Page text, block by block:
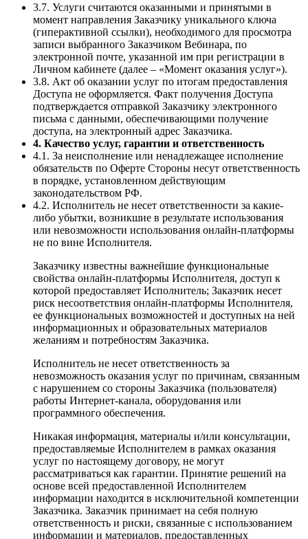
3.7. Услуги считаются оказанными и принятыми в
момент направления Заказчику уникального ключа
(гиперактивной ссылки), необходимого для просмотра
записи выбранного Заказчиком Вебинара, по
электронной почте, указанной им при регистрации в
Личном кабинете (далее – «Момент оказания услуг»).
3.8. Акт об оказании услуг по итогам предоставления
Доступа не оформляется. Факт получения Доступа
подтверждается отправкой Заказчику электронного
письма с данными, обеспечивающими получение
доступа, на электронный адрес Заказчика.
4. Качество услуг, гарантии и ответственность
4.1. За неисполнение или ненадлежащее исполнение
обязательств по Оферте Стороны несут ответственность
в порядке, установленном действующим
законодательством РФ.
4.2. Исполнитель не несет ответственности за какие-
либо убытки, возникшие в результате использования
или невозможности использования онлайн-платформы
не по вине Исполнителя.
Заказчику известны важнейшие функциональные
свойства онлайн-платформы Исполнителя, доступ к
которой предоставляет Исполнитель; Заказчик несет
риск несоответствия онлайн-платформы Исполнителя,
ее функциональных возможностей и доступных на ней
информационных и образовательных материалов
желаниям и потребностям Заказчика.
Исполнитель не несет ответственность за
невозможность оказания услуг по причинам, связанным
с нарушением со стороны Заказчика (пользователя)
работы Интернет-канала, оборудования или
программного обеспечения.
Никакая информация, материалы и/или консультации,
предоставляемые Исполнителем в рамках оказания
услуг по настоящему договору, не могут
рассматриваться как гарантии. Принятие решений на
основе всей предоставленной Исполнителем
информации находится в исключительной компетенции
Заказчика. Заказчик принимает на себя полную
ответственность и риски, связанные с использованием
информации и материалов, предоставленных